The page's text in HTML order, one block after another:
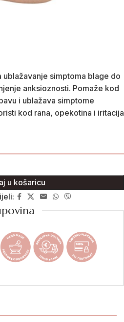
simptoma blage do
anksioznosti. Pomaže kod
i ublažava simptome
kod rana, opekotina i iritacija
u košaricu